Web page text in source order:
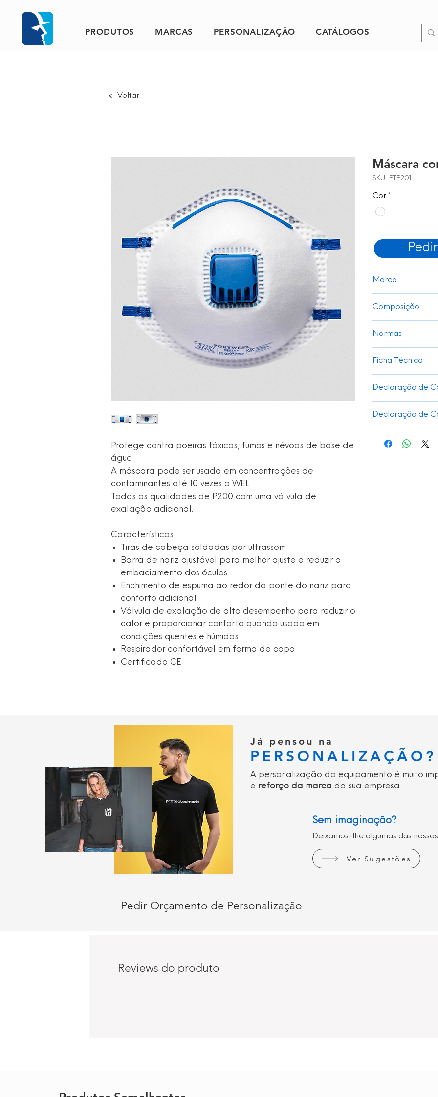
PRODUTOS MARCAS PERSONALIZAÇÃO CATÁLOGOS
Voltar
Protege contra poeiras tóxicas, fumos e névoas de base de
água.
A máscara pode ser usada em concentrações de
contaminantes até 10 vezes o WEL.
Todas as qualidades de P200 com uma válvula de
exalação adicional.
Características:
Tiras de cabeça soldadas por ultrassom
Barra de nariz ajustável para melhor ajuste e reduzir o
embaciamento dos óculos
Enchimento de espuma ao redor da ponte do nariz para
conforto adicional
Válvula de exalação de alto desempenho para reduzir o
calor e proporcionar conforto quando usado em
condições quentes e húmidas
Respirador confortável em forma de copo
Certificado CE
Máscara
SKU: PTP201
Cor *
Marca
Composição
Normas
NIOSH 67%
Reflector
EN 149 FFP2 NR
Ficha Técnica
Declaração de
Declaração de
Já pensou na
PERSONALIZAÇÃO?
A personalização do equipamento é muito
e reforço da marca da sua empresa.
Sem imaginação?
Deixamos-lhe algumas das
Ver Sugestões
Pedir Orçamento de Personalização
Reviews do produto